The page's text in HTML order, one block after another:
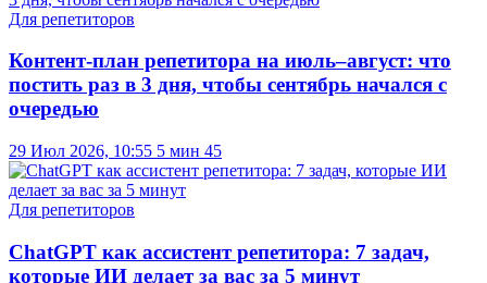
Для репетиторов
Контент-план репетитора на июль–август: что
постить раз в 3 дня, чтобы сентябрь начался с
очередью
29 Июл 2026, 10:55 5 мин 45
Для репетиторов
ChatGPT как ассистент репетитора: 7 задач,
которые ИИ делает за вас за 5 минут